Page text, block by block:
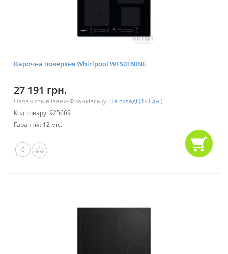
Варочна поверхня Whirlpool WFS0160NE
27 191 грн.
Наявність в Івано-Франківську: На складі (1-3 дні)
Код товару: 925669
Гарантія: 12 міс.
0